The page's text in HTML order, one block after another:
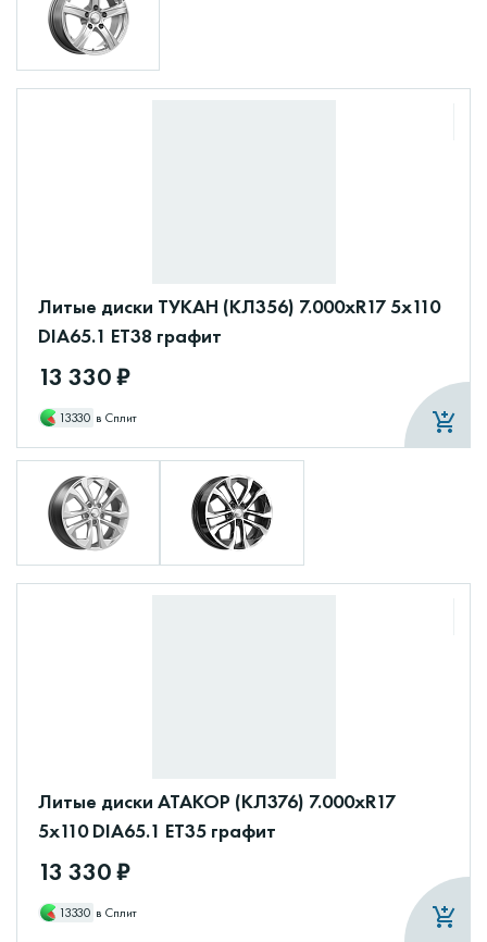
Литые диски ТУКАН (КЛ356) 7.000xR17 5x110
DIA65.1 ET38 графит
13 330 ₽
13330 в Сплит
Литые диски АТАКОР (КЛ376) 7.000xR17
5x110 DIA65.1 ET35 графит
13 330 ₽
13330 в Сплит